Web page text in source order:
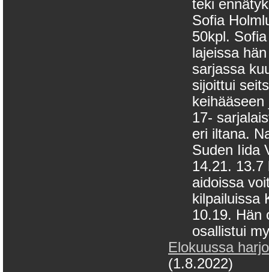
teki
Sofia
50kpl.
lajeissa
sarjassa
sijoittui
17-
eri iltana.
Suden Iida
14.21. 13.7
aidoissa
kilpailuissa
10.19. Hän
osallistui
Elokuussa
(1.8.2022)